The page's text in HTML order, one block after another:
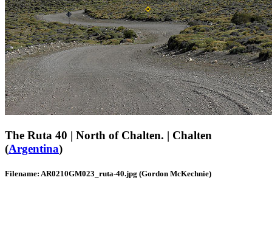
The Ruta 40 | North of Chalten. | Chalten
(Argentina)
Filename: AR0210GM023_ruta-40.jpg (Gordon McKechnie)